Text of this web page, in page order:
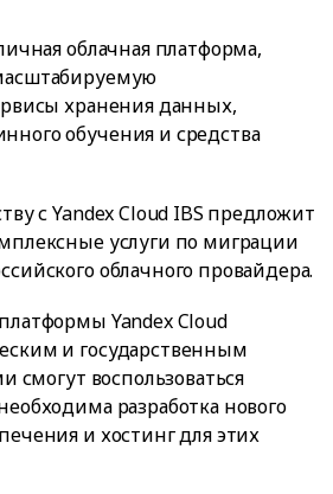
облачная платформа,
хранения данных,
обучения и средства
с Yandex Cloud IBS предложит
услуги по миграции
облачного провайдера.
Yandex Cloud
и государственным
смогут воспользоваться
разработка нового
и хостинг для этих